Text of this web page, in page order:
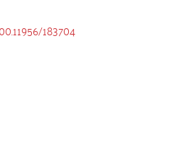
183704